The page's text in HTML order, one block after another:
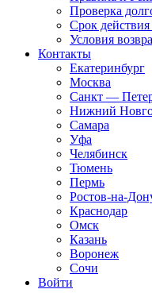
Проверка
Срок действия
Условия
Контакты
Екатеринбург
Москва
Санкт —
Нижний
Самара
Уфа
Челябинск
Тюмень
Пермь
Ростов-на-
Краснодар
Омск
Казань
Воронеж
Сочи
Войти